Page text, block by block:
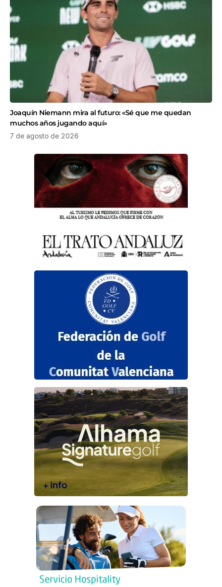
Joaquín Niemann mira al futuro: «Sé que me quedan
muchos años jugando aquí»
7 de agosto de 2026